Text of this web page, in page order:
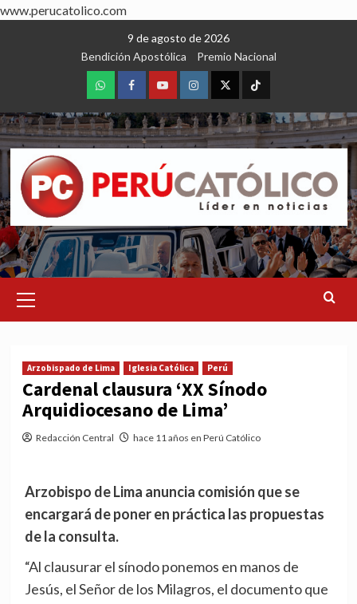
www.perucatolico.com
9 de agosto de 2026
Bendición Apostólica
Premio Nacional
WhatsAppFacebookYoutubeInstagram
X TikTok
Menu
Arzobispado de Lima Iglesia Católica Perú
Cardenal clausura ‘XX Sínodo
Arquidiocesano de Lima’
Redacción Central hace 11 años en Perú Católico
Arzobispo de Lima anuncia comisión que se
encargará de poner en práctica las propuestas
de la consulta.
“Al clausurar el sínodo ponemos en manos de
Jesús, el Señor de los Milagros, el documento que